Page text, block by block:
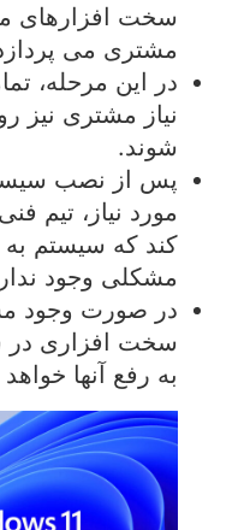
سخت افزارهای
مشتری می
در این مرحله،
نیاز مشتری
شوند.
پس از نصب
مورد نیاز، تیم
کند که سیستم
مشکلی وجود
در صورت وجود
سخت افزاری در
به رفع آنها